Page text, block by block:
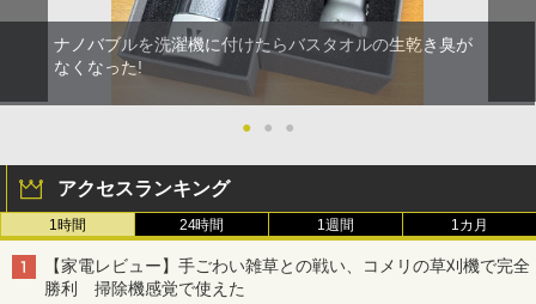
ナノバブルを洗濯機に付けたらバスタオルの生乾き臭が
なくなった!
● ● ●
アクセスランキング
1時間 24時間 1週間 1カ月
【家電レビュー】手ごわい雑草との戦い、コメリの草刈機で完全
勝利 掃除機感覚で使えた